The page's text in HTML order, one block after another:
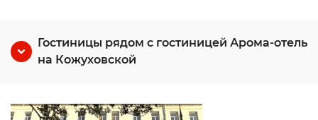
Гостиницы рядом с гостиницей Арома-отель
на Кожуховской